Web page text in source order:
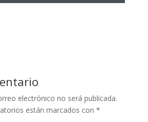
electrónico no será publicada.
están marcados con *